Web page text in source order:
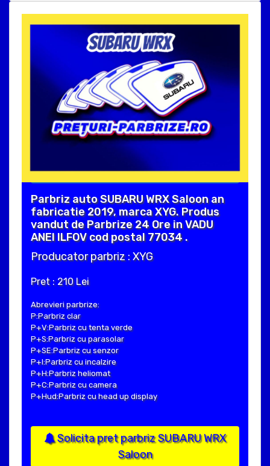
Parbriz auto SUBARU WRX Saloon an
fabricatie 2019, marca XYG. Produs
vandut de Parbrize 24 Ore in VADU
ANEI ILFOV cod postal 77034 .
Producator parbriz : XYG
Pret : 210 Lei
Abrevieri parbrize:
P:Parbriz clar
P+V:Parbriz cu tenta verde
P+S:Parbriz cu parasolar
P+SE:Parbriz cu senzor
P+I:Parbriz cu incalzire
P+H:Parbriz heliomat
P+C:Parbriz cu camera
P+Hud:Parbriz cu head up display
Solicita pret parbriz SUBARU WRX
Saloon